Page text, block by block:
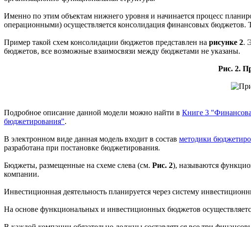
Именно по этим объектам нижнего уровня и начинается процесс
операционными) осуществляется консолидация финансовых
Пример такой схем консолидации бюджетов представлен на рисунке 2.
бюджетов, все возможные взаимосвязи между бюджетами не указаны.
Рис. 2.
Подробное описание данной модели можно найти в Книге 3
бюджетирования".
В электронном виде данная модель входит в состав методики
разработана при постановке бюджетирования.
Бюджеты, размещенные на схеме слева (см. Рис. 2), называются
компании.
Инвестиционная деятельность планируется через систему
На основе функциональных и инвестиционных бюджетов